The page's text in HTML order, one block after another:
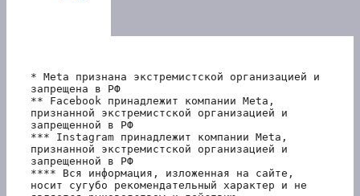
* Meta признана экстремистской организацией и
запрещена в РФ
** Facebook принадлежит компании Meta,
признанной экстремистской организацией и
запрещенной в РФ
*** Instagram принадлежит компании Meta,
признанной экстремистской организацией и
запрещенной в РФ
**** Вся информация, изложенная на сайте,
носит сугубо рекомендательный характер и не